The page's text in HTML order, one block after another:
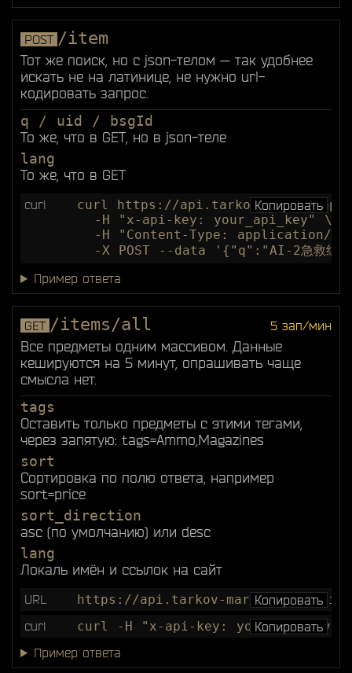
POST /item
Тот же поиск, но с json-телом — так удобнее
искать не на латинице, не нужно url-
кодировать запрос.
q / uid / bsgId
То же, что в GET, но в json-теле
lang
То же, что в GET
curl
curl https://api.tarkov-
  -H "x-api-key: your_api_key" \
-H "Content-Type: application/
-X POST --data '{"q":"AI-2急救组
Копировать
Пример ответа
GET /items/all 5 зап/мин
Все предметы одним массивом. Данные
кешируются на 5 минут, опрашивать чаще
смысла нет.
tags
Оставить только предметы с этими тегами,
через запятую: tags=Ammo,Magazines
sort
Сортировка по полю ответа, например
sort=price
sort_direction
asc (по умолчанию) или desc
lang
Локаль имён и ссылок на сайт
URL https://api.tarkov-market.app/api/
Копировать
curl
curl -H "x-api-key:
Копировать
Пример ответа